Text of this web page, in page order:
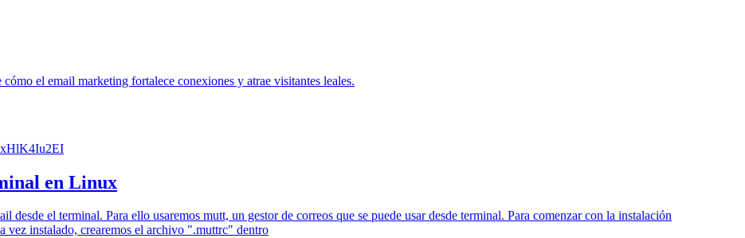
el email marketing fortalece conexiones y atrae visitantes leales.
en Linux
el terminal. Para ello usaremos mutt, un gestor de correos que se puede usar desde terminal. Para comenzar con la instalación
vez instalado, crearemos el archivo ".muttrc" dentro